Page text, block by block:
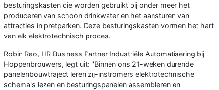
besturingskasten die worden gebruikt bij onder meer het
produceren van schoon drinkwater en het aansturen van
attracties in pretparken. Deze besturingskasten vormen het hart
van elk elektrotechnisch proces.
Robin Rao, HR Business Partner Industriële Automatisering bij
Hoppenbrouwers, legt uit: ''Binnen ons 21-weken durende
panelenbouwtraject leren zij-instromers elektrotechnische
schema's lezen en besturingspanelen assembleren en